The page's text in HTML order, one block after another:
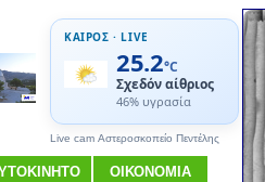
ΚΑΙΡΟΣ · LIVE
25.2°C
Σχεδόν αίθριος
46% υγρασία
Live cam Αστεροσκοπείο Πεντέλης
ΟΙΚΟΝΟΜΙΑ